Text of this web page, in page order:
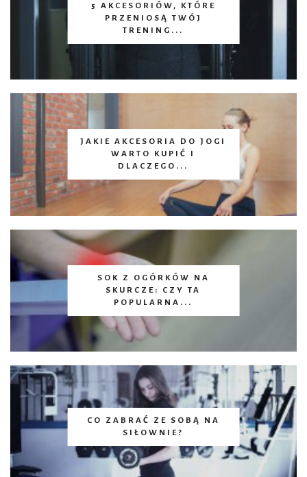
5 AKCESORIÓW, KTÓRE
PRZENIOSĄ TWÓJ
TRENING...
JAKIE AKCESORIA DO JOGI
WARTO KUPIĆ I
DLACZEGO...
SOK Z OGÓRKÓW NA
SKURCZE: CZY TA
POPULARNA...
CO ZABRAĆ ZE SOBĄ NA
SIŁOWNIE?